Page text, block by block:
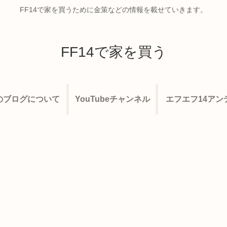
FF14で家を買うために金策などの情報を載せていきます。
FF14で家を買う
ブログについて YouTubeチャンネル エフエフ14アン